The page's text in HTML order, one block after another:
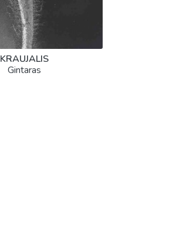
KRAUJALIS
Gintaras